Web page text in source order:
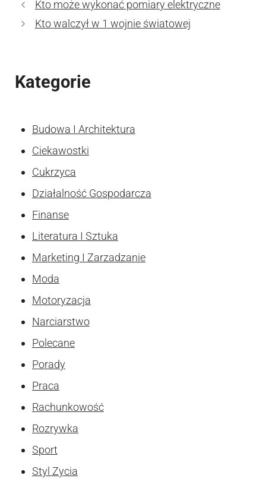
Kto może wykonać pomiary elektryczne
Kto walczył w 1 wojnie światowej
Kategorie
Budowa I Architektura
Ciekawostki
Cukrzyca
Działalność Gospodarcza
Finanse
Literatura I Sztuka
Marketing I Zarzadzanie
Moda
Motoryzacja
Narciarstwo
Polecane
Porady
Praca
Rachunkowość
Rozrywka
Sport
Styl Zycia